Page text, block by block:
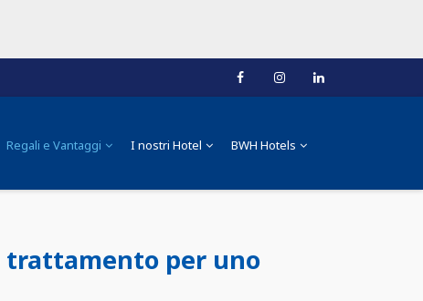
Regali e Vantaggi I nostri Hotel BWH Hotels
trattamento per uno